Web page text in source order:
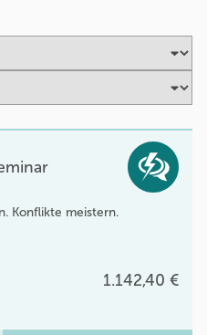
Konflikte meistern.
1.142,40 €